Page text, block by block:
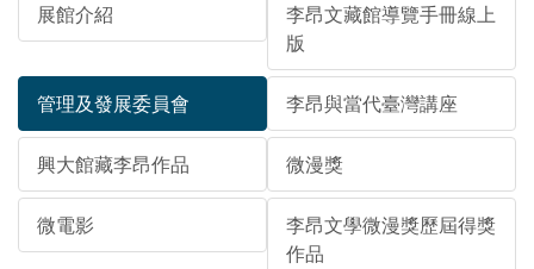
展館介紹
李昂文藏館導覽手冊線上
版
管理及發展委員會 李昂與當代臺灣講座
興大館藏李昂作品 微漫獎
微電影
李昂文學微漫獎歷屆得獎
作品